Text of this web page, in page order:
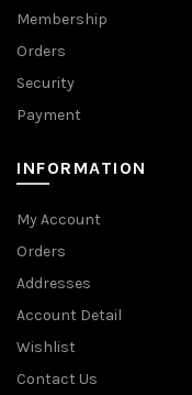
Membership
Orders
Security
Payment
INFORMATION
My Account
Orders
Addresses
Account Detail
Wishlist
Contact Us